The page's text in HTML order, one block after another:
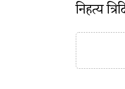
निहत्य